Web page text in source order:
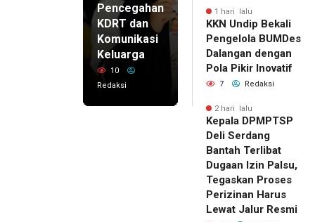
Pencegahan
KDRT dan
Komunikasi
Keluarga
10
Redaksi
1 hari lalu
KKN Undip Bekali
Pengelola BUMDes
Dalangan dengan
Pola Pikir Inovatif
7 Redaksi
2 hari lalu
Kepala DPMPTSP
Deli Serdang
Bantah Terlibat
Dugaan Izin Palsu,
Tegaskan Proses
Perizinan Harus
Lewat Jalur Resmi